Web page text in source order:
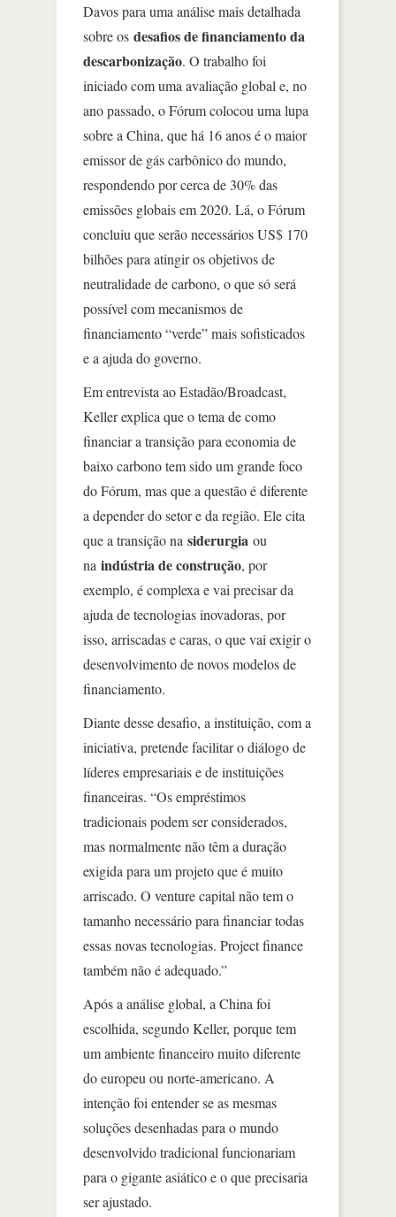
Davos para uma análise mais detalhada
sobre os desafios de financiamento da
descarbonização. O trabalho foi
iniciado com uma avaliação global e, no
ano passado, o Fórum colocou uma lupa
sobre a China, que há 16 anos é o maior
emissor de gás carbônico do mundo,
respondendo por cerca de 30% das
emissões globais em 2020. Lá, o Fórum
concluiu que serão necessários US$ 170
bilhões para atingir os objetivos de
neutralidade de carbono, o que só será
possível com mecanismos de
financiamento “verde” mais sofisticados
e a ajuda do governo.
Em entrevista ao Estadão/Broadcast,
Keller explica que o tema de como
financiar a transição para economia de
baixo carbono tem sido um grande foco
do Fórum, mas que a questão é diferente
a depender do setor e da região. Ele cita
que a transição na siderurgia ou
na indústria de construção, por
exemplo, é complexa e vai precisar da
ajuda de tecnologias inovadoras, por
isso, arriscadas e caras, o que vai exigir o
desenvolvimento de novos modelos de
financiamento.
Diante desse desafio, a instituição, com a
iniciativa, pretende facilitar o diálogo de
líderes empresariais e de instituições
financeiras. “Os empréstimos
tradicionais podem ser considerados,
mas normalmente não têm a duração
exigida para um projeto que é muito
arriscado. O venture capital não tem o
tamanho necessário para financiar todas
essas novas tecnologias. Project finance
também não é adequado.”
Após a análise global, a China foi
escolhida, segundo Keller, porque tem
um ambiente financeiro muito diferente
do europeu ou norte-americano. A
intenção foi entender se as mesmas
soluções desenhadas para o mundo
desenvolvido tradicional funcionariam
para o gigante asiático e o que precisaria
ser ajustado.